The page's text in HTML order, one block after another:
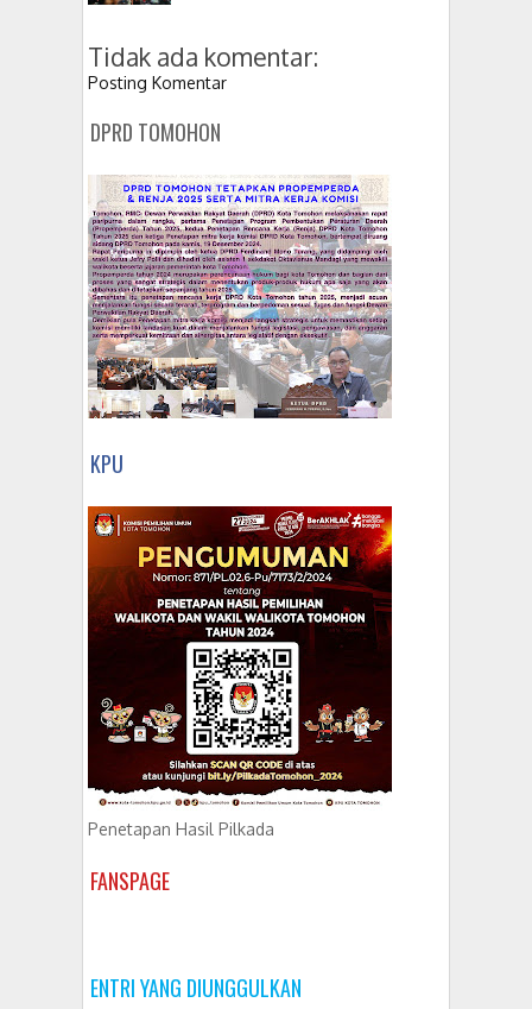
Tidak ada komentar:
Posting Komentar
DPRD TOMOHON
KPU
Penetapan Hasil Pilkada
FANSPAGE
ENTRI YANG DIUNGGULKAN